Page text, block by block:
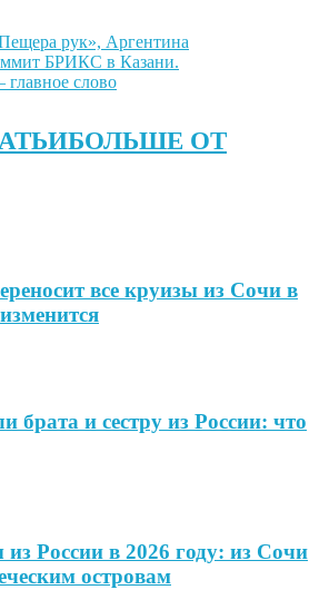
рук», Аргентина
БРИКС в Казани.
слово
БОЛЬШЕ ОТ
все круизы из Сочи в
брата и сестру из России: что
России в 2026 году: из Сочи
островам